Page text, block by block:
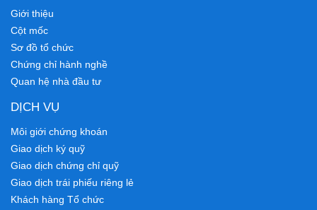
Giới thiệu
Cột mốc
Sơ đồ tổ chức
Chứng chỉ hành nghề
Quan hệ nhà đầu tư
DỊCH VỤ
Môi giới chứng khoán
Giao dịch ký quỹ
Giao dịch chứng chỉ quỹ
Giao dịch trái phiếu riêng lẻ
Khách hàng Tổ chức